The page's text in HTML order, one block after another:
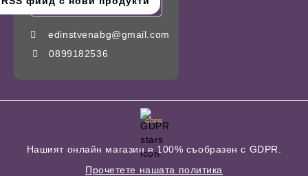
edinstvenabg@gmail.com
0899182536
GDPR
Нашият онлайн магазин е 100% съобразен с GDPR.
Прочетете нашата политика